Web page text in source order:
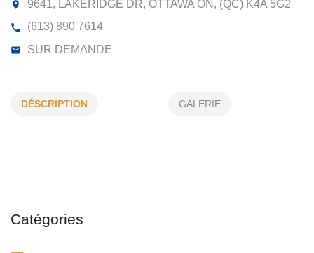
9641, LAKERIDGE DR, OTTAWA ON, (QC)
DÉSCRIPTION GALERIE
Catégories